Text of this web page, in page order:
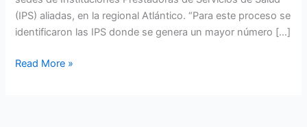
(IPS) aliadas, en la regional Atlántico. “Para este proceso se
identificaron las IPS donde se genera un mayor número […]
Read More »